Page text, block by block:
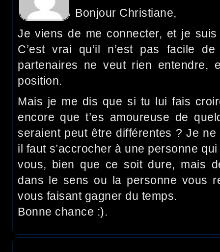
Bonjour Christiane,
Je viens de me connecter, et je
C’est vrai qu’il n’est pas facile
partenaires ne veut rien entendre,
position.
Mais je me dis que si tu lui fais
encore que t’es amoureuse de
seraient peut être différentes ? Je
il faut s’accrocher à une personne
vous, bien que ce soit dure, mais
dans le sens ou la personne vous
vous faisant gagner du temps.
Bonne chance :).